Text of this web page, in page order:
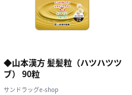
◆山本漢方 髪髪粒（ハツハツツ
ブ） 90粒
サンドラッグe-shop